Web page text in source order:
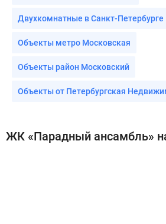
Двухкомнатные в Санкт-Петербурге
Объекты метро Московская
Объекты район Московский
Объекты от Петербургская
ЖК «Парадный ансамбль»